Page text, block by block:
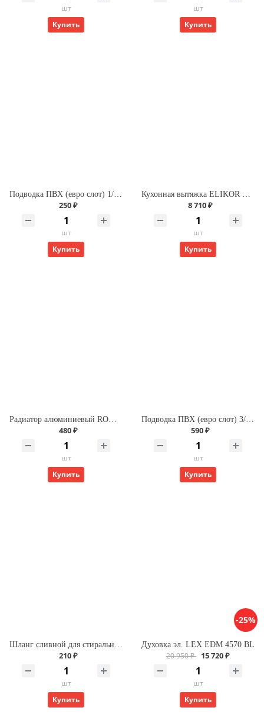
шт
Купить
шт
Купить
Подводка ПВХ (евро слот) 1/2 г/г 120 для газа
250 ₽
шт
Купить
Кухонная вытяжка ELIKOR Интегра GLASS 60 ФРА-Т(нерж/бежевое стекло)
8 710 ₽
шт
Купить
Радиатор алюминиевый ROMMER Profi 500 (AL500-80-80-100) (RAL9016)
480 ₽
шт
Купить
Подводка ПВХ (евро слот) 3/4 г/г 200 для газа
590 ₽
шт
Купить
210 ₽
шт
Купить
-25%
Духовка эл. LEX EDM 4570 BL
20 950 ₽ 15 720 ₽
шт
Купить